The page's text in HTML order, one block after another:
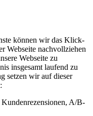
können wir das Klick-
Webseite nachvollziehen
Webseite zu
insgesamt laufend zu
setzen wir auf dieser
A/B-